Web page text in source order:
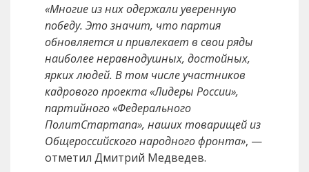
«Многие из них одержали уверенную
победу. Это значит, что партия
обновляется и привлекает в свои ряды
наиболее неравнодушных, достойных,
ярких людей. В том числе участников
кадрового проекта «Лидеры России»,
партийного «Федерального
ПолитСтартапа», наших товарищей из
Общероссийского народного фронта», —
отметил Дмитрий Медведев.